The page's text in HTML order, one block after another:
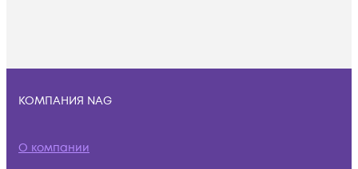
КОМПАНИЯ NAG
О компании